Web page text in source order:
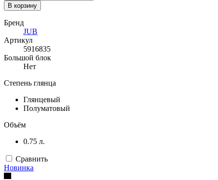
В корзину
Бренд
JUB
Артикул
5916835
Большой блок
Нет
Степень глянца
Глянцевый
Полуматовый
Объём
0.75 л.
Сравнить
Новинка